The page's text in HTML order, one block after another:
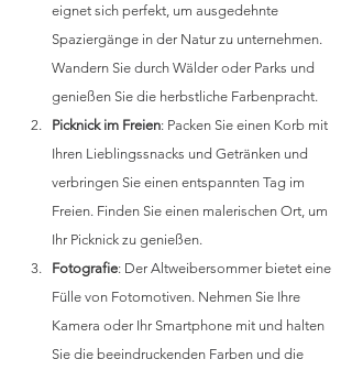
eignet sich perfekt, um ausgedehnte
Spaziergänge in der Natur zu unternehmen.
Wandern Sie durch Wälder oder Parks und
genießen Sie die herbstliche Farbenpracht.
Picknick im Freien: Packen Sie einen Korb mit
Ihren Lieblingssnacks und Getränken und
verbringen Sie einen entspannten Tag im
Freien. Finden Sie einen malerischen Ort, um
Ihr Picknick zu genießen.
Fotografie: Der Altweibersommer bietet eine
Fülle von Fotomotiven. Nehmen Sie Ihre
Kamera oder Ihr Smartphone mit und halten
Sie die beeindruckenden Farben und die